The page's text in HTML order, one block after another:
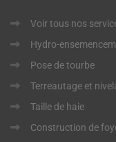
Voir tous nos
Hydro-
Pose de tourbe
Terreautage et
Taille de haie
Construction de